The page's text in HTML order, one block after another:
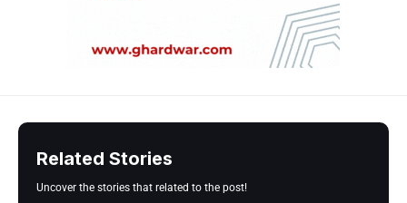
Related Stories
Uncover the stories that related to the post!